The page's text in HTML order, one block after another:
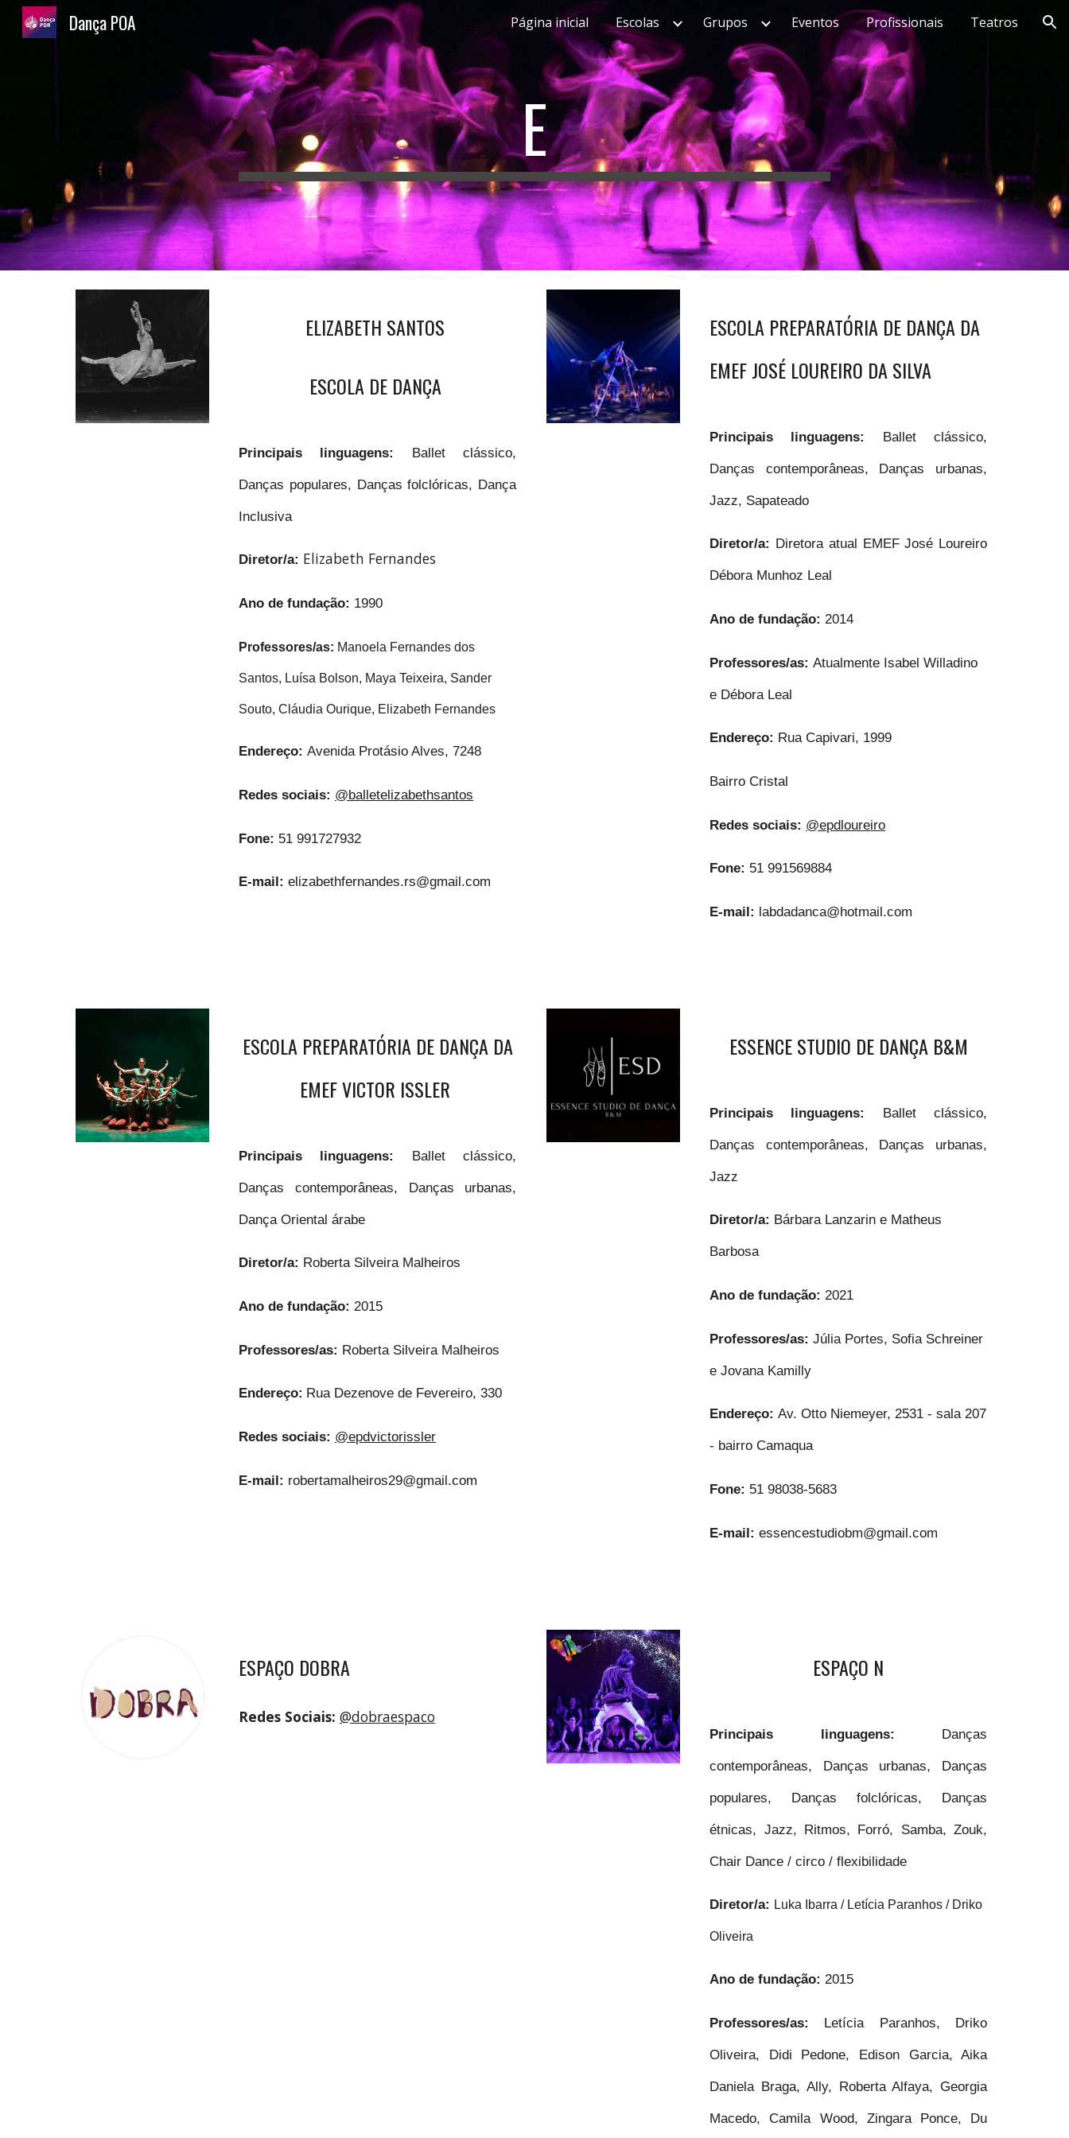
Skip to main content Skip to navigation
Dança POA Página inicial Escolas Grupos Eventos Profissionais Teatros
E
ELIZABETH SANTOS
ESCOLA DE DANÇA
Principais linguagens: Ballet clássico,
Danças populares, Danças folclóricas, Dança
Inclusiva
Diretor/a: Elizabeth Fernandes
Ano de fundação: 1990
Professores/as: Manoela Fernandes dos
Santos, Luísa Bolson, Maya Teixeira, Sander
Souto, Cláudia Ourique, Elizabeth Fernandes
Endereço:Avenida Protásio Alves, 7248
Redes sociais: @balletelizabethsantos
Fone: 51 991727932
E-mail:elizabethfernandes.rs@gmail.com
ESCOLA PREPARATÓRIA DE DANÇA DA
EMEF JOSÉ LOUREIRO DA SILVA
Principais linguagens:
Ballet clássico,
Danças contemporâneas, Danças urbanas,
Jazz, Sapateado
Diretor/a: Diretora atual EMEF José Loureiro
Débora Munhoz Leal
Ano de fundação: 2014
Professores/as:Atualmente Isabel Willadino
e Débora Leal
Endereço: Rua Capivari, 1999
Bairro Cristal
Redes sociais: @epdloureiro
Fone: 51 991569884
E-mail: labdadanca@hotmail.com
ESCOLA PREPARATÓRIA DE DANÇA DA
EMEF VICTOR ISSLER
Principais linguagens:
Ballet clássico,
Danças contemporâneas, Danças urbanas,
Dança Oriental árabe
Diretor/a: Roberta Silveira Malheiros
Ano de fundação: 2015
Professores/as: Roberta Silveira Malheiros
Endereço: Rua Dezenove de Fevereiro, 330
Redes sociais: @epdvictorissler
E-mail: robertamalheiros29@gmail.com
ESSENCE STUDIO DE DANÇA B&M
Principais linguagens: Ballet clássico,
Danças contemporâneas, Danças urbanas,
Jazz
Diretor/a: Bárbara Lanzarin e Matheus
Barbosa
Ano de fundação: 2021
Professores/as:Júlia Portes, Sofia Schreiner
e Jovana Kamilly
Endereço:Av. Otto Niemeyer, 2531 - sala 207
- bairro Camaqua
Fone: 51 98038-5683
E-mail:essencestudiobm@gmail.com
ESPAÇO DOBRA
Redes Sociais:@dobraespaco
ESPAÇO N
Principais linguagens: Danças
contemporâneas, Danças urbanas, Danças
populares, Danças folclóricas, Danças
étnicas, Jazz, Ritmos, Forró, Samba, Zouk,
Chair Dance / circo / flexibilidade
Diretor/a: Luka Ibarra / Letícia Paranhos / Driko
Oliveira
Ano de fundação: 2015
Professores/as: Letícia Paranhos, Driko
Oliveira, Didi Pedone, Edison Garcia, Aika
Daniela Braga, Ally, Roberta Alfaya, Georgia
Macedo, Camila Wood, Zingara Ponce, Du